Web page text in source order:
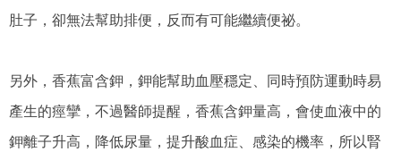
肚子，卻無法幫助排便，反而有可能繼續便祕。
另外，香蕉富含鉀，鉀能幫助血壓穩定、同時預防運動時易
產生的痙攣，不過醫師提醒，香蕉含鉀量高，會使血液中的
鉀離子升高，降低尿量，提升酸血症、感染的機率，所以腎